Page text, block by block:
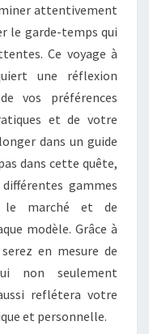
attentivement
le garde-temps qui
Ce voyage à
une réflexion
vos préférences
et de votre
dans un guide
dans cette quête,
gammes
le marché et de
modèle. Grâce à
en mesure de
non seulement
reflétera votre
et personnelle.